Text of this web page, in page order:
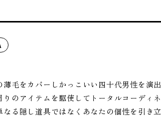
薄毛をカバーしかっこいい四十代男性を演
りのアイテムを駆使してトータルコーディ
なる隠し道具ではなくあなたの個性を引き